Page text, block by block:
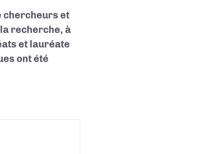
chercheurs et
recherche, à
et lauréate
ont été